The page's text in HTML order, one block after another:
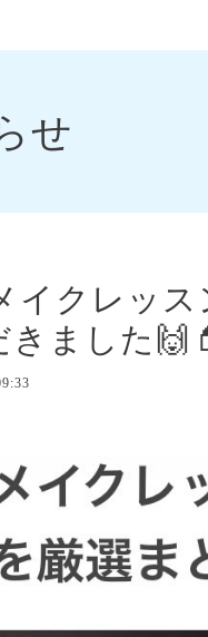
せ
イクレッ
ました